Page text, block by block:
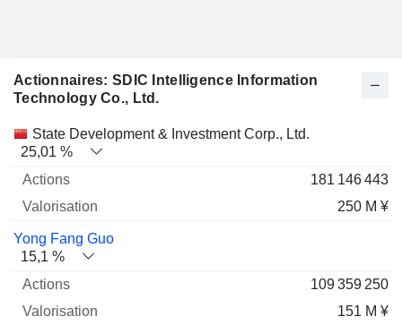
Actionnaires: SDIC Intelligence Information
Technology Co., Ltd.
Nom Actions % Valorisation
State Development & Investment Corp., Ltd.
25,01 %
181 146 443
250 M ¥
Yong Fang Guo
15,1 %
109 359 250
151 M ¥